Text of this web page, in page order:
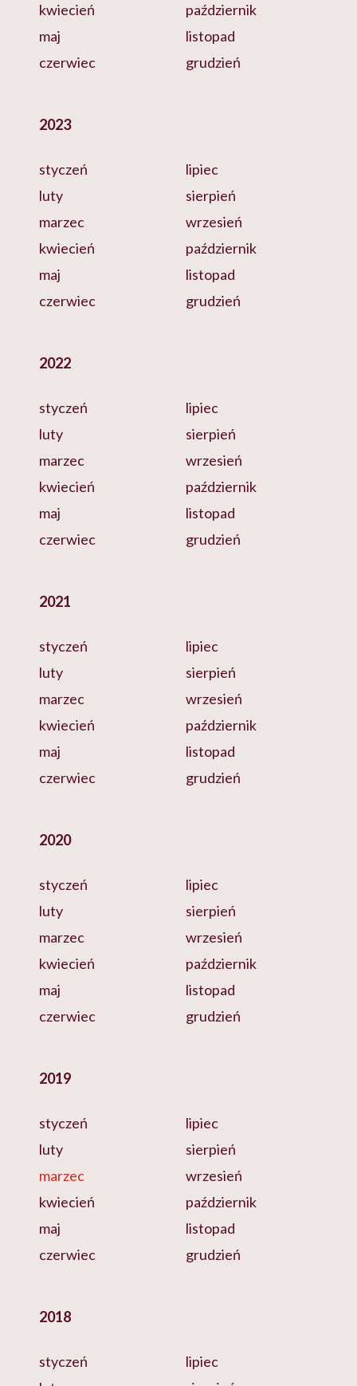
kwiecień
maj
czerwiec
październik
listopad
grudzień
2023
styczeń
luty
marzec
kwiecień
maj
czerwiec
lipiec
sierpień
wrzesień
październik
listopad
grudzień
2022
styczeń
luty
marzec
kwiecień
maj
czerwiec
lipiec
sierpień
wrzesień
październik
listopad
grudzień
2021
styczeń
luty
marzec
kwiecień
maj
czerwiec
lipiec
sierpień
wrzesień
październik
listopad
grudzień
2020
styczeń
luty
marzec
kwiecień
maj
czerwiec
lipiec
sierpień
wrzesień
październik
listopad
grudzień
2019
styczeń
luty
marzec
kwiecień
maj
czerwiec
lipiec
sierpień
wrzesień
październik
listopad
grudzień
2018
styczeń
lipiec